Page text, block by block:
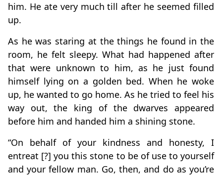
him. He ate very much till after he seemed filled
up.
As he was staring at the things he found in the
room, he felt sleepy. What had happened after
that were unknown to him, as he just found
himself lying on a golden bed. When he woke
up, he wanted to go home. As he tried to feel his
way out, the king of the dwarves appeared
before him and handed him a shining stone.
“On behalf of your kindness and honesty, I
entreat [?] you this stone to be of use to yourself
and your fellow man. Go, then, and do as you’re